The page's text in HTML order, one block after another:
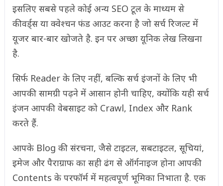
इसलिए सबसे पहले कोई अन्य SEO टूल के माध्यम से
कीवर्ड्स या क्वेश्चन फंड आउट करना है जो सर्च रिजल्ट में
यूजर बार-बार खोजते है. इन पर अच्छा यूनिक लेख लिखना
है.
सिर्फ Reader के लिए नहीं, बल्कि सर्च इंजनों के लिए भी
आपकी सामग्री पढ़ने में आसान होनी चाहिए, क्योंकि यही सर्च
इंजन आपकी वेबसाइट को Crawl, Index और Rank
करते हैं.
आपके Blog की संरचना, जैसे टाइटल, सबटाइटल, सूचियां,
इमेज और पैराग्राफ का सही ढंग से ऑर्गनाइज होना आपकी
Contents के परफॉर्म में महत्वपूर्ण भूमिका निभाता है. एक